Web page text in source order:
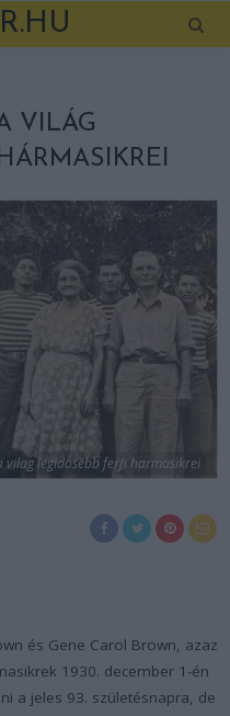
VILÁG
vilag legidosebb ferfi harmasikrei
és Gene Carol Brown, azaz
1930. december 1-én
a jeles 93. születésnapra, de